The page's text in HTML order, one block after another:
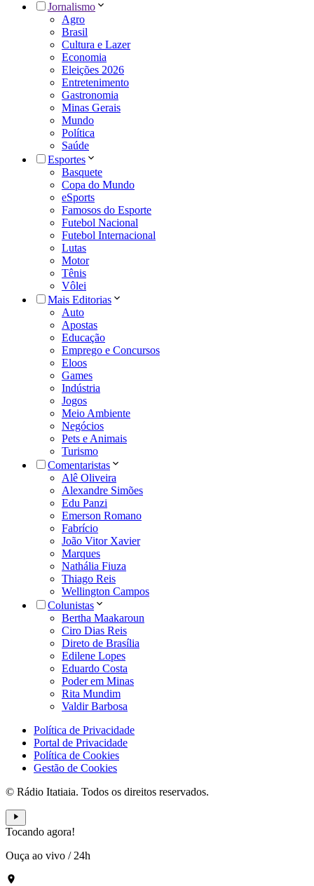
Jornalismo
Agro
Brasil
Cultura e Lazer
Economia
Eleições 2026
Entretenimento
Gastronomia
Minas Gerais
Mundo
Política
Saúde
Esportes
Basquete
Copa do Mundo
eSports
Famosos do Esporte
Futebol Nacional
Futebol Internacional
Lutas
Motor
Tênis
Vôlei
Mais Editorias
Auto
Apostas
Educação
Emprego e Concursos
Eloos
Games
Indústria
Jogos
Meio Ambiente
Negócios
Pets e Animais
Turismo
Comentaristas
Alê Oliveira
Alexandre Simões
Edu Panzi
Emerson Romano
Fabrício
João Vitor Xavier
Marques
Nathália Fiuza
Thiago Reis
Wellington Campos
Colunistas
Bertha Maakaroun
Ciro Dias Reis
Direto de Brasília
Edilene Lopes
Eduardo Costa
Poder em Minas
Rita Mundim
Valdir Barbosa
Política de Privacidade
Portal de Privacidade
Política de Cookies
Gestão de Cookies
© Rádio Itatiaia. Todos os direitos reservados.
Tocando agora!
Ouça ao vivo / 24h